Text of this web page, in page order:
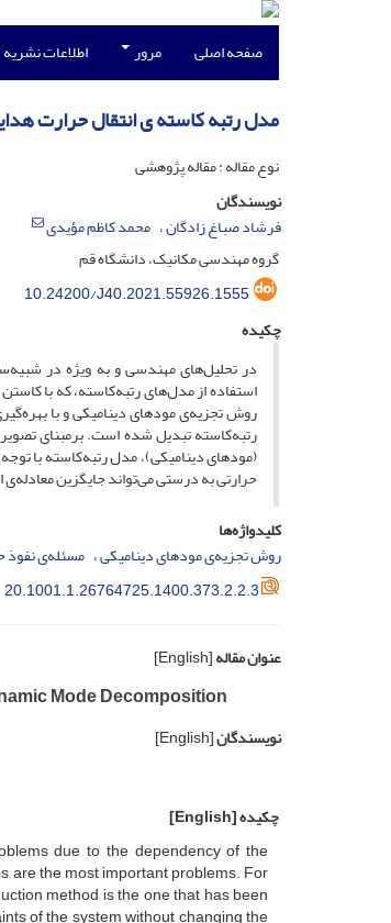
صفحه اصلی مرور اطلاعات نشریه
مدل رتبه کاسته ی انتقال حرارت
نوع مقاله : مقاله پژوهشی
نویسندگان
فرشاد صباغ زادگان محمد کاظم مؤیدی
گروه مهندسی مکانیک، دانشگاه قم
10.24200/J40.2021.55926.1555
چکیده
در تحلیل‌های مهندسی و به ویژه در
استفاده از مدل‌های رتبه‌کاسته، که با
روش تجزیه‌ی مودهای دینامیکی و با
رتبه‌کاسته تبدیل شده است. برمبنای
(مودهای دینامیکی)، مدل رتبه‌کاسته با
حرارتی به درستی می‌تواند جایگزین
کلیدواژه‌ها
روش تجزیه‌ی مودهای دینامیکی مسئله‌ی نفوذ
20.1001.1.26764725.1400.373.2.2.3
عنوان مقاله[English]
Mode Decomposition
نویسندگان[English]
چکیده[English]
due to the dependency of the
are the most important problems. For
method is the one that has been